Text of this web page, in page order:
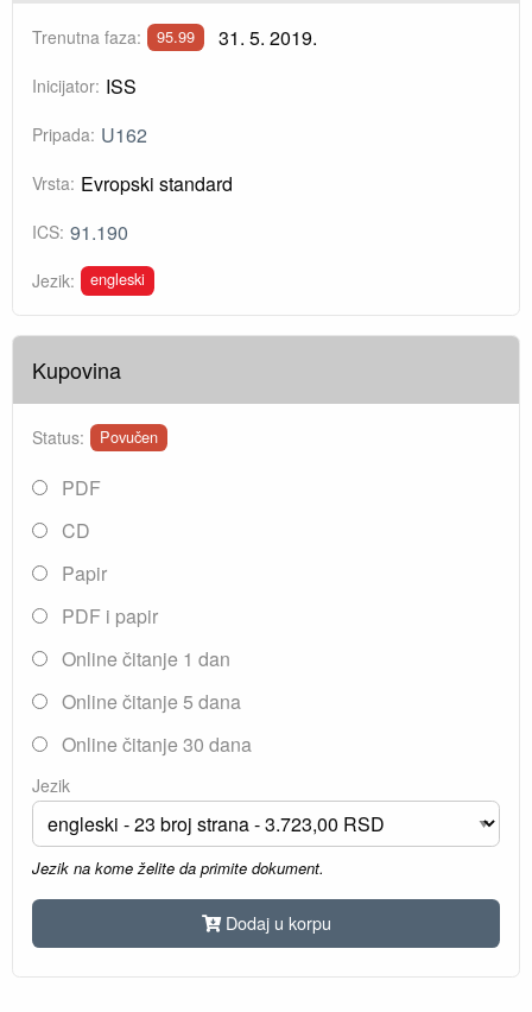
Trenutna faza: 95.99 31. 5. 2019.
Inicijator: ISS
Pripada: U162
Vrsta: Evropski standard
ICS: 91.190
Jezik: engleski
Kupovina
Status: Povučen
PDF
CD
Papir
PDF i papir
Online čitanje 1 dan
Online čitanje 5 dana
Online čitanje 30 dana
Jezik
Jezik na kome želite da primite dokument.
Dodaj u korpu